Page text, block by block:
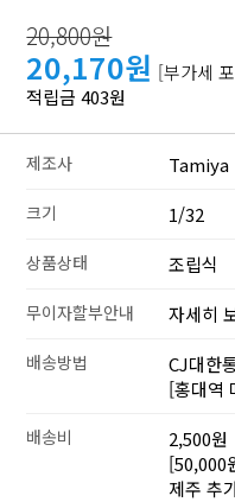
20,800원
20,170원 [부가세
적립금 403원
제조사 Tamiya
크기 1/32
상품상태 조립식
무이자할부안내 자세히
배송방법
CJ대한
[홍대역
배송비
2,500원
[50,000
제주 추